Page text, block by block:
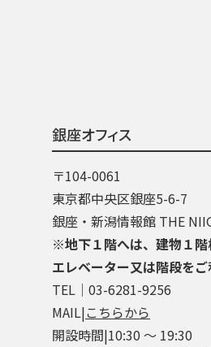
銀座オフィス
〒104-0061
東京都中央区銀座5-6-7
銀座・新潟情報館 THE
※地下１階へは、建物１階
エレベーター又は階段をご
TEL│03-6281-9256
MAIL|こちらから
開設時間|10:30 ～ 19:30